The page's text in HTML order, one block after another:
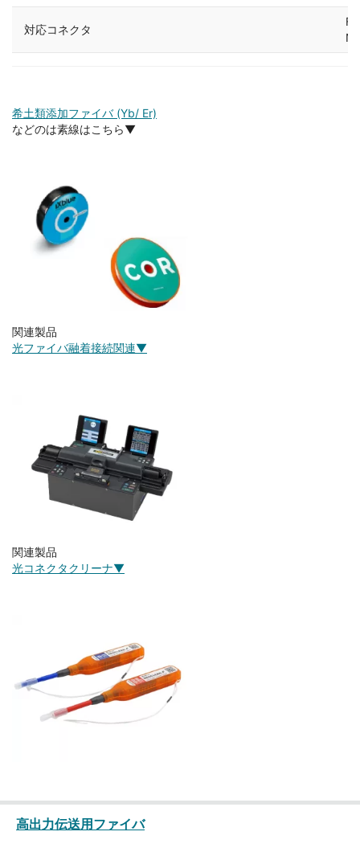
対応コネクタ
希土類添加ファイバ (Yb/ Er)
などのは素線はこちら▼
関連製品
光ファイバ融着接続関連▼
関連製品
光コネクタクリーナ▼
高出力伝送用ファイバ